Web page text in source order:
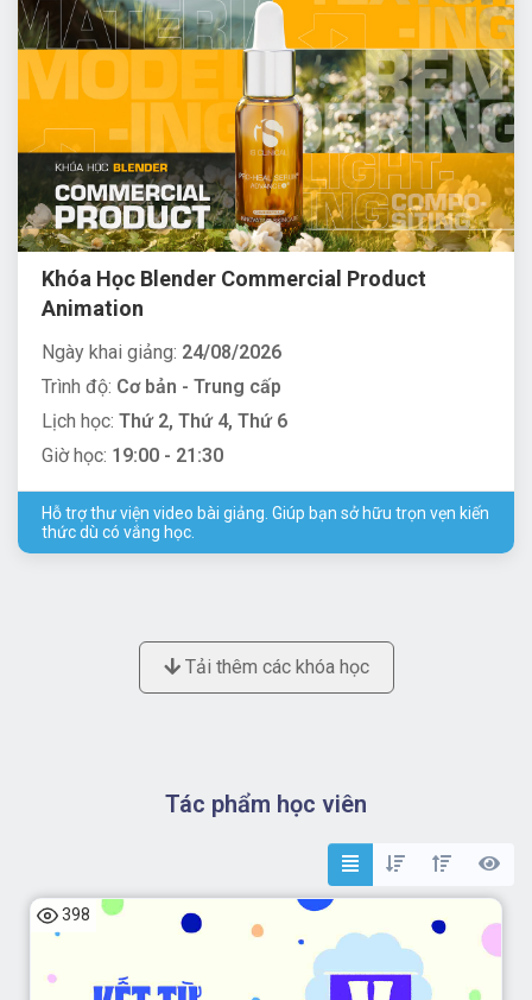
Khóa Học Blender Commercial Product
Animation
Ngày khai giảng: 24/08/2026
Trình độ: Cơ bản - Trung cấp
Lịch học: Thứ 2, Thứ 4, Thứ 6
Giờ học: 19:00 - 21:30
Hỗ trợ thư viện video bài giảng. Giúp bạn sở hữu trọn vẹn kiến
thức dù có vắng học.
Tải thêm các khóa học
Tác phẩm học viên
398